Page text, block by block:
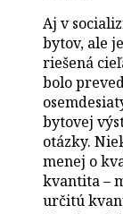
Aj v
bytov, ale
riešená
bolo
bytovej
otázky.
menej o
kvantita –
určitú